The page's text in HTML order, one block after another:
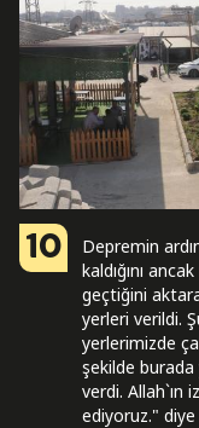
10
Depremin
kaldığını
geçtiğini
yerleri verildi.
yerlerimizde
şekilde burada
verdi. Allah`ın
ediyoruz."